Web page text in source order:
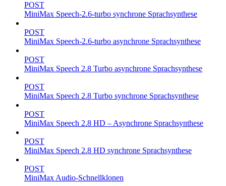
POST
MiniMax Speech-2.6-turbo synchrone Sprachsynthese
POST
MiniMax Speech-2.6-turbo asynchrone Sprachsynthese
POST
MiniMax Speech 2.8 Turbo asynchrone Sprachsynthese
POST
MiniMax Speech 2.8 Turbo synchrone Sprachsynthese
POST
MiniMax Speech 2.8 HD – Asynchrone Sprachsynthese
POST
MiniMax Speech 2.8 HD synchrone Sprachsynthese
POST
MiniMax Audio-Schnellklonen